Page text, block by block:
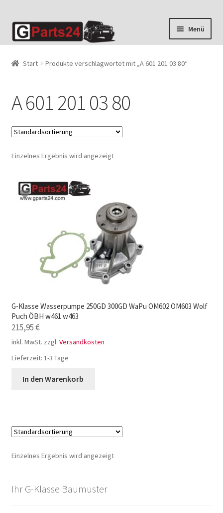
Zur
Navigation
Zum
Inhalt
Menü
Start Produkte verschlagwortet mit „A 601 201 03 80“
A 601 201 03 80
Einzelnes Ergebnis wird angezeigt
G-Klasse Wasserpumpe 250GD 300GD WaPu OM602 OM603 Wolf
Puch ÖBH w461 w463
215,95€
inkl. MwSt. zzgl. Versandkosten
Lieferzeit: 1-3 Tage
In den Warenkorb
Einzelnes Ergebnis wird angezeigt
Ihr G-Klasse Baumuster